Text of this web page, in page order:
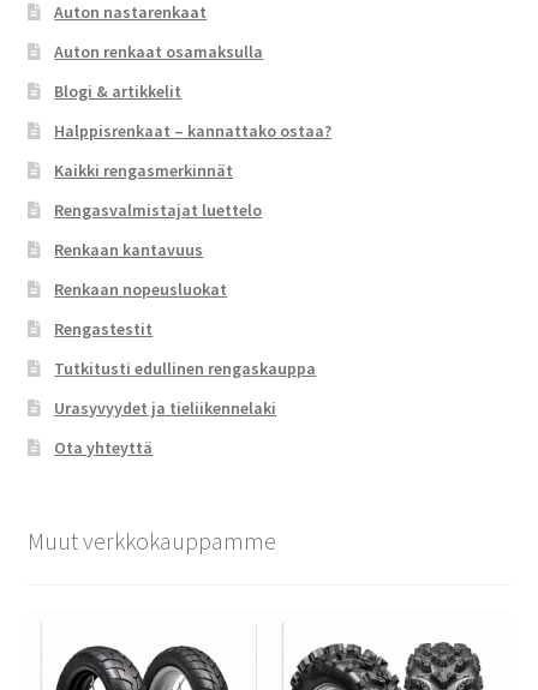
Auton nastarenkaat
Auton renkaat osamaksulla
Blogi & artikkelit
Halppisrenkaat – kannattako ostaa?
Kaikki rengasmerkinnät
Rengasvalmistajat luettelo
Renkaan kantavuus
Renkaan nopeusluokat
Rengastestit
Tutkitusti edullinen rengaskauppa
Urasyvyydet ja tieliikennelaki
Ota yhteyttä
Muut verkkokauppamme